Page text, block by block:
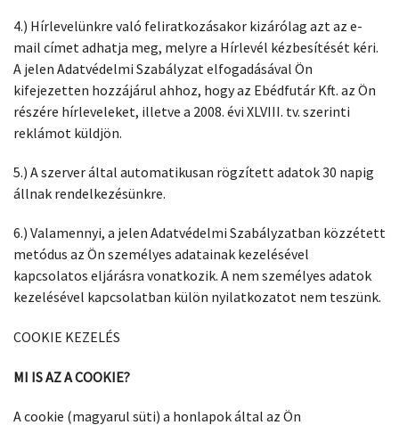
4.) Hírlevelünkre való feliratkozásakor kizárólag azt az e-
mail címet adhatja meg, melyre a Hírlevél kézbesítését kéri.
A jelen Adatvédelmi Szabályzat elfogadásával Ön
kifejezetten hozzájárul ahhoz, hogy az Ebédfutár Kft. az Ön
részére hírleveleket, illetve a 2008. évi XLVIII. tv. szerinti
reklámot küldjön.
5.) A szerver által automatikusan rögzített adatok 30 napig
állnak rendelkezésünkre.
6.) Valamennyi, a jelen Adatvédelmi Szabályzatban közzétett
metódus az Ön személyes adatainak kezelésével
kapcsolatos eljárásra vonatkozik. A nem személyes adatok
kezelésével kapcsolatban külön nyilatkozatot nem teszünk.
COOKIE KEZELÉS
MI IS AZ A COOKIE?
A cookie (magyarul süti) a honlapok által az Ön